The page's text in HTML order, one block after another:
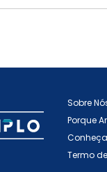
Sobre
Porque
Termo